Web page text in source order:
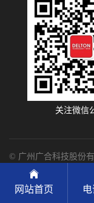
关注微信
© 广州广合科技股份
技术支持：光速网络
网站首页